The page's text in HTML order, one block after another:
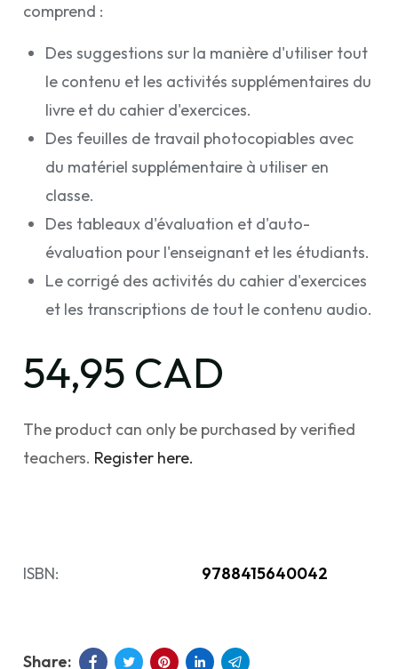
comprend :
Des suggestions sur la manière d'utiliser tout
le contenu et les activités supplémentaires du
livre et du cahier d'exercices.
Des feuilles de travail photocopiables avec
du matériel supplémentaire à utiliser en
classe.
Des tableaux d'évaluation et d'auto-
évaluation pour l'enseignant et les étudiants.
Le corrigé des activités du cahier d'exercices
et les transcriptions de tout le contenu audio.
54,95 CAD
The product can only be purchased by verified
teachers. Register here.
ISBN: 9788415640042